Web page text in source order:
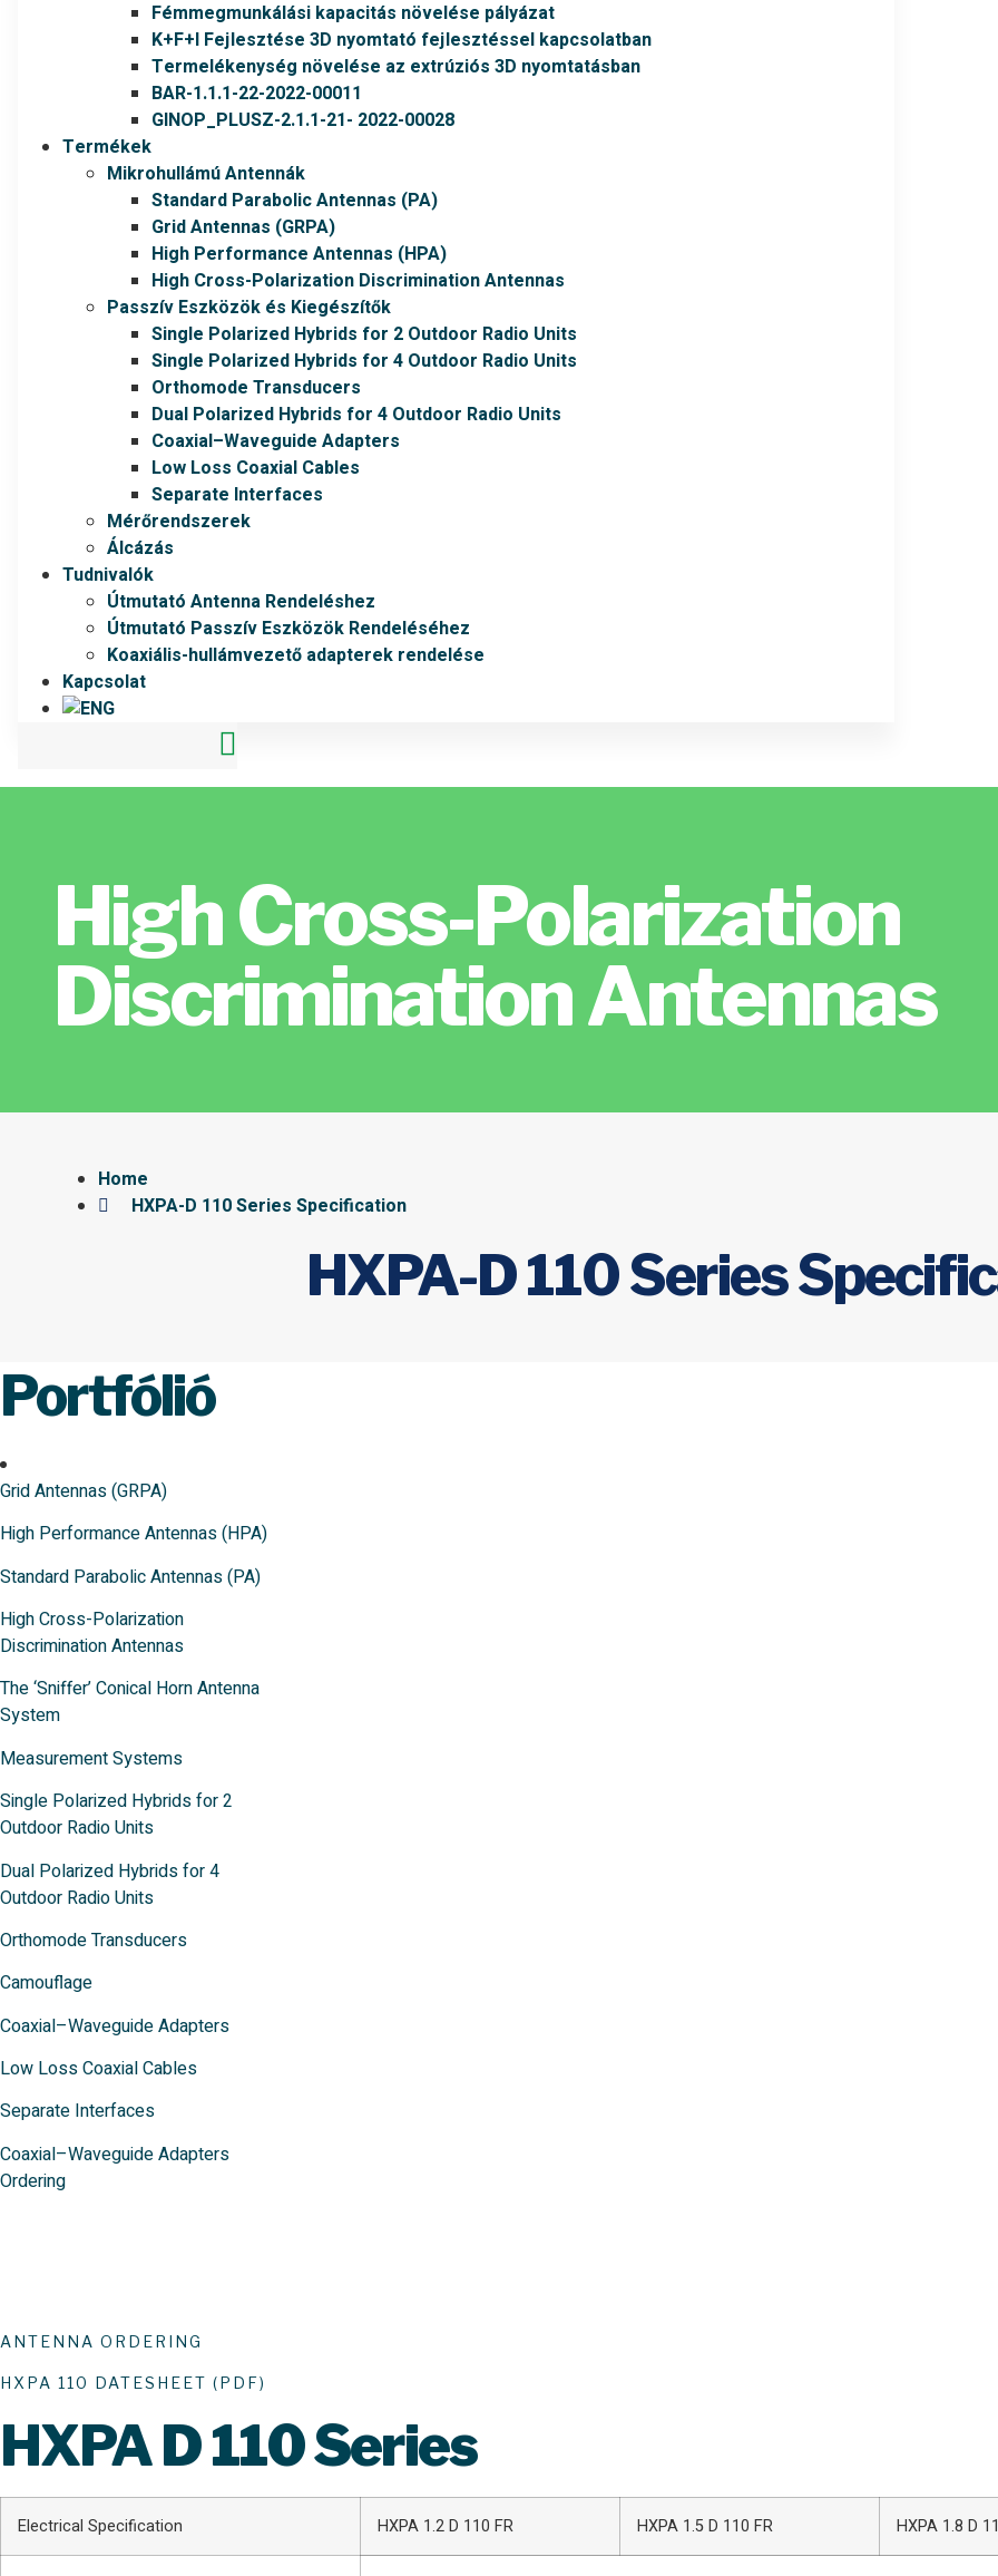
Fémmegmunkálási kapacitás növelése pályázat
K+F+I Fejlesztése 3D nyomtató fejlesztéssel kapcsolatban
Termelékenység növelése az extrúziós 3D nyomtatásban
BAR-1.1.1-22-2022-00011
GINOP_PLUSZ-2.1.1-21- 2022-00028
Termékek
Mikrohullámú Antennák
Standard Parabolic Antennas (PA)
Grid Antennas (GRPA)
High Performance Antennas (HPA)
High Cross-Polarization Discrimination Antennas
Passzív Eszközök és Kiegészítők
Single Polarized Hybrids for 2 Outdoor Radio Units
Single Polarized Hybrids for 4 Outdoor Radio Units
Orthomode Transducers
Dual Polarized Hybrids for 4 Outdoor Radio Units
Coaxial–Waveguide Adapters
Low Loss Coaxial Cables
Separate Interfaces
Mérőrendszerek
Álcázás
Tudnivalók
Útmutató Antenna Rendeléshez
Útmutató Passzív Eszközök Rendeléséhez
Koaxiális-hullámvezető adapterek rendelése
Kapcsolat
High Cross-Polarization
Discrimination Antennas
Home
HXPA-D 110 Series Specification
HXPA-D 110 Series
Portfólió
Grid Antennas (GRPA)
High Performance Antennas (HPA)
Standard Parabolic Antennas (PA)
High Cross-Polarization
Discrimination Antennas
The ‘Sniffer’ Conical Horn Antenna
System
Measurement Systems
Single Polarized Hybrids for 2
Outdoor Radio Units
Dual Polarized Hybrids for 4
Outdoor Radio Units
Orthomode Transducers
Camouflage
Coaxial–Waveguide Adapters
Low Loss Coaxial Cables
Separate Interfaces
Coaxial–Waveguide Adapters
Ordering
ANTENNA ORDERING
HXPA 110 DATESHEET (PDF)
HXPAD 110 Series
Electrical Specification HXPA 1.2 D 110 FR HXPA 1.5 D 110 FR HXPA 1.8 D